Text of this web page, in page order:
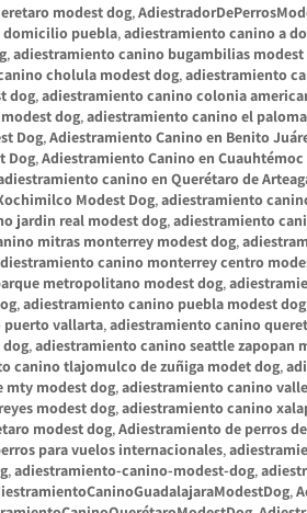
modest dog,
domicilio puebla, adiestramiento canino a
, adiestramiento canino bugambilias modest
cholula modest dog, adiestramiento
dog, adiestramiento canino colonia
dog, adiestramiento canino el
Dog, Adiestramiento Canino en Benito
Dog, Adiestramiento Canino en Cuauhtémoc
canino en Querétaro de
Modest Dog, adiestramiento
jardin real modest dog, adiestramiento
mitras monterrey modest dog,
canino monterrey centro
metropolitano modest dog,
, adiestramiento canino puebla modest dog
vallarta, adiestramiento canino
, adiestramiento canino seattle zapopan
canino tlajomulco de zuñiga modet dog,
mty modest dog, adiestramiento canino
modest dog, adiestramiento canino
modest dog, Adiestramiento de perros
para vuelos internacionales,
, adiestramiento-canino-modest-dog,
,